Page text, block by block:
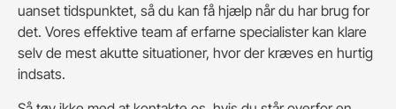
uanset tidspunktet, så du kan få hjælp når du har brug for
det. Vores effektive team af erfarne specialister kan klare
selv de mest akutte situationer, hvor der kræves en hurtig
indsats.